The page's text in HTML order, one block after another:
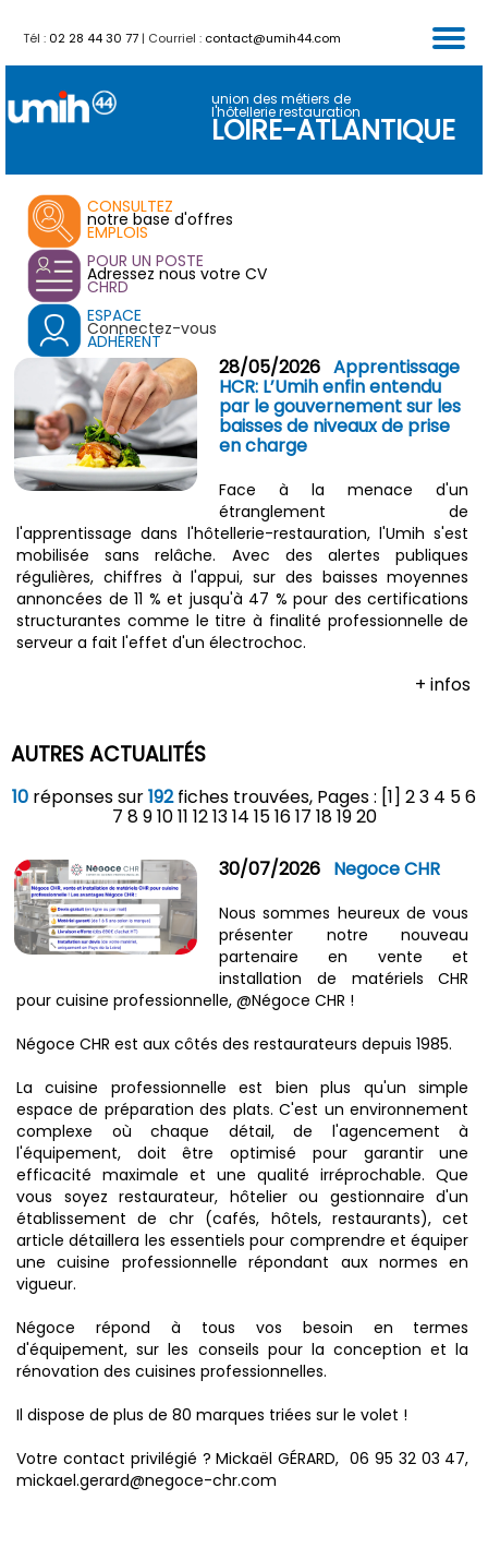
Tél : 02 28 44 30 77 | Courriel : contact@umih44.com
union des métiers de
l'hôtellerie restauration
LOIRE-ATLANTIQUE
CONSULTEZ
notre base d'offres
EMPLOIS
POUR UN POSTE
Adressez nous votre CV
CHRD
ESPACE
Connectez-vous
ADHÉRENT
28/05/2026 Apprentissage
HCR: L’Umih enfin entendu
par le gouvernement sur les
baisses de niveaux de prise
en charge
Face à la menace d'un
étranglement de
l'apprentissage dans l'hôtellerie-restauration, l'Umih s'est
mobilisée sans relâche. Avec des alertes publiques
régulières, chiffres à l'appui, sur des baisses moyennes
annoncées de 11 % et jusqu'à 47 % pour des certifications
structurantes comme le titre à finalité professionnelle de
serveur a fait l'effet d'un électrochoc.
+ infos
AUTRES ACTUALITÉS
10 réponses sur192fiches trouvées, Pages : [1] 23 4 56
7 891011 121314 151617 181920
30/07/2026 Negoce CHR
Nous sommes heureux de vous
présenter notre nouveau
partenaire en vente et
installation de matériels CHR
pour cuisine professionnelle, @‌Négoce CHR !
Négoce CHR est aux côtés des restaurateurs depuis 1985.
La cuisine professionnelle est bien plus qu'un simple
espace de préparation des plats. C'est un environnement
complexe où chaque détail, de l'agencement à
l'équipement, doit être optimisé pour garantir une
efficacité maximale et une qualité irréprochable. Que
vous soyez restaurateur, hôtelier ou gestionnaire d'un
établissement de chr (cafés, hôtels, restaurants), cet
article détaillera les essentiels pour comprendre et équiper
une cuisine professionnelle répondant aux normes en
vigueur.
Négoce répond à tous vos besoin en termes
d'équipement, sur les conseils pour la conception et la
rénovation des cuisines professionnelles.
Il dispose de plus de 80 marques triées sur le volet !
Votre contact privilégié ? Mickaël GÉRARD, 06 95 32 03 47,
mickael.gerard@negoce-chr.com